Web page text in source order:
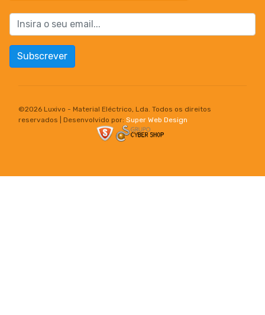
Subscrever
©2026 Luxivo - Material Eléctrico, Lda. Todos os direitos
reservados | Desenvolvido por: Super Web Design